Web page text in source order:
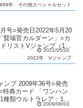
年
その他スペシャルセット
号○発売日2022年5月20
賢瑞官カルダーン」○カ
リストVジャンプ（11
2022/05/20
2022年
Vジャンプ
ンプ 2009年36号○発売
特典カード 「ワンハン
種類ウルトラレア：1種
2009/08/03